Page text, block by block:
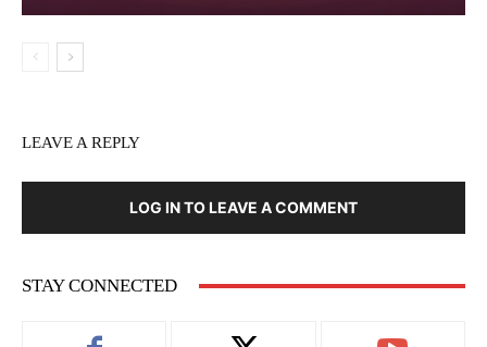
LEAVE A REPLY
LOG IN TO LEAVE A COMMENT
STAY CONNECTED